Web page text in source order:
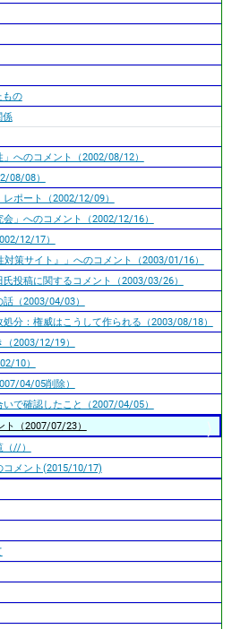
もの
係
へのコメント（2002/08/12）
08/08）
ポート（2002/12/09）
」へのコメント（2002/12/16）
12/17）
対策サイト』」へのコメント（2003/01/16）
投稿に関するコメント（2003/03/26）
（2003/04/03）
分：権威はこうして作られる（2003/08/18）
2003/12/19）
10）
04/05削除）
で確認したこと（2007/04/05）
ト（2007/07/23）
//）
コメント(2015/10/17)